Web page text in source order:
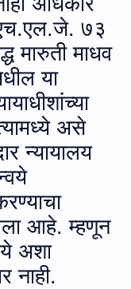
७३
मारुती माधव
या
असे
न्यायालय
आहे. म्हणून
अशा
नाही.